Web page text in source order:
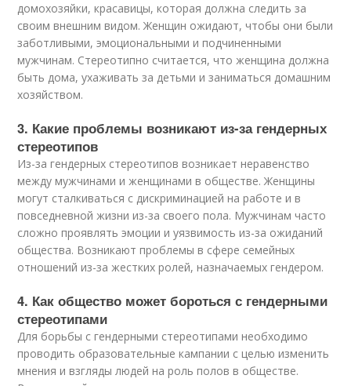
домохозяйки, красавицы, которая должна следить за
своим внешним видом. Женщин ожидают, чтобы они были
заботливыми, эмоциональными и подчиненными
мужчинам. Стереотипно считается, что женщина должна
быть дома, ухаживать за детьми и заниматься домашним
хозяйством.
3. Какие проблемы возникают из-за гендерных
стереотипов
Из-за гендерных стереотипов возникает неравенство
между мужчинами и женщинами в обществе. Женщины
могут сталкиваться с дискриминацией на работе и в
повседневной жизни из-за своего пола. Мужчинам часто
сложно проявлять эмоции и уязвимость из-за ожиданий
общества. Возникают проблемы в сфере семейных
отношений из-за жестких ролей, назначаемых гендером.
4. Как общество может бороться с гендерными
стереотипами
Для борьбы с гендерными стереотипами необходимо
проводить образовательные кампании с целью изменить
мнения и взгляды людей на роль полов в обществе.